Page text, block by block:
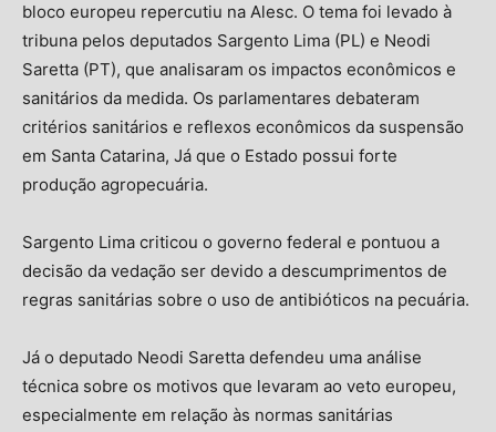
bloco europeu repercutiu na Alesc. O tema foi levado à
tribuna pelos deputados Sargento Lima (PL) e Neodi
Saretta (PT), que analisaram os impactos econômicos e
sanitários da medida. Os parlamentares debateram
critérios sanitários e reflexos econômicos da suspensão
em Santa Catarina, Já que o Estado possui forte
produção agropecuária.
Sargento Lima criticou o governo federal e pontuou a
decisão da vedação ser devido a descumprimentos de
regras sanitárias sobre o uso de antibióticos na pecuária.
Já o deputado Neodi Saretta defendeu uma análise
técnica sobre os motivos que levaram ao veto europeu,
especialmente em relação às normas sanitárias